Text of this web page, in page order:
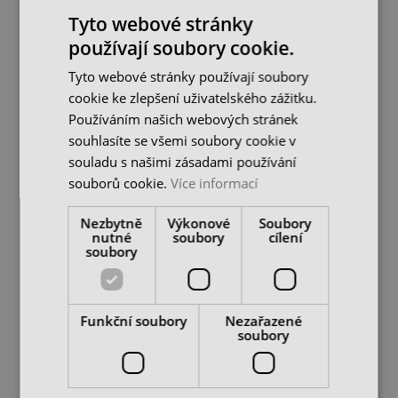
977 Kč1 395 Kč
cena bez DPH
DO KOŠÍKU
940 Kč
cena bez DPH
DO KOŠÍKU
Sklíčidlo vrtačkové 5 - 20
mm strojní, B22 4CZech
1 535 Kč
cena bez DPH
Sklíčidlo vrtačkové 1,5 -
13 mm rychloupínací, 1/2”
20UNF...
433 Kč618 Kč
cena bez DPH
Tyto webové stránky
používají soubory cookie.
Tyto webové stránky používají soubory
cookie ke zlepšení uživatelského zážitku.
Používáním našich webových stránek
souhlasíte se všemi soubory cookie v
souladu s našimi zásadami používání
souborů cookie.Více informací
Nezbytně
nutné
soubory
Výkonové
soubory
Soubory
cílení
Funkční soubory
Nezařazené
soubory